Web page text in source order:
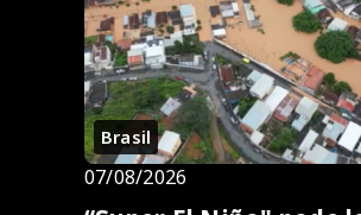
Brasil
07/08/2026